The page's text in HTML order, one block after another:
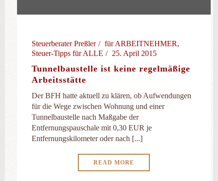
Steuerberater Preßler für ARBEITNEHMER,
Steuer-Tipps für ALLE
25. April 2015
Tunnelbaustelle ist keine regelmäßige
Arbeitsstätte
Der BFH hatte aktuell zu klären, ob Aufwendungen
für die Wege zwischen Wohnung und einer
Tunnelbaustelle nach Maßgabe der
Entfernungspauschale mit 0,30 EUR je
Entfernungskilometer oder nach [...]
READ MORE